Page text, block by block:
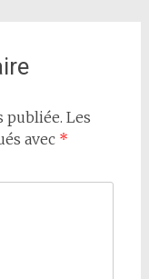
publiée. Les
avec *